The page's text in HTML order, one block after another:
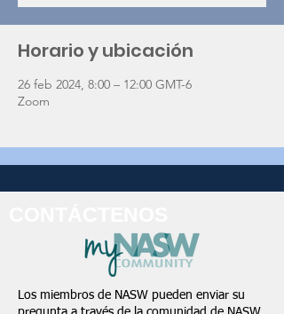
Horario y ubicación
26 feb 2024, 8:00 – 12:00 GMT-6
Zoom
Los miembros de NASW pueden enviar su